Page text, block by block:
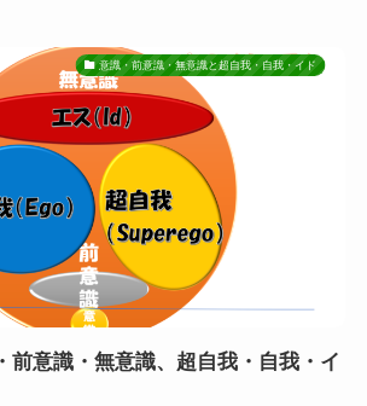
意識・前意識・無意識と超自我・自我・イド
前意識・無意識、超自我・自我・イ